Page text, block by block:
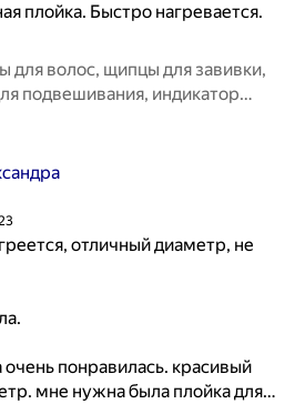
плойка. Быстро нагревается.
волос, щипцы для завивки,
подвешивания, индикатор
отличный диаметр, не
очень понравилась. красивый
мне нужна была плойка для…